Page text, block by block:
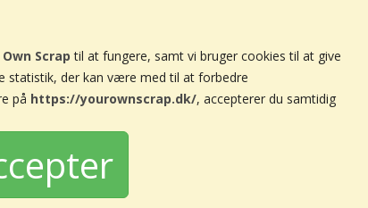
Handelsbetingelser
Persondatapolitik
Scrap til at fungere, samt vi bruger cookies til at give
statistik, der kan være med til at forbedre
på https://yourownscrap.dk/, accepterer du samtidig